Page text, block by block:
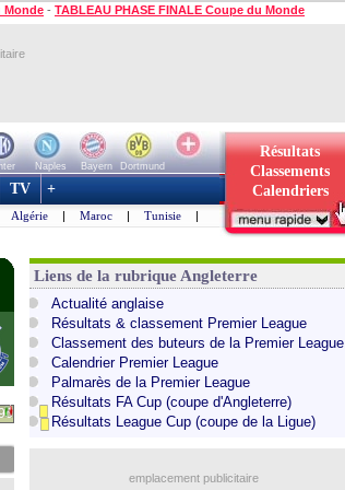
Monde - TABLEAU PHASE FINALE Coupe du Monde
Naples Bayern
Dortmund
Résultats
Classements
Calendriers
TV +
Algérie | Maroc | Tunisie |
Liens de la rubrique Angleterre
Actualité anglaise
Résultats & classement Premier League
Classement des buteurs de la Premier League
Calendrier Premier League
Palmarès de la Premier League
Résultats FA Cup (coupe d'Angleterre)
Résultats League Cup (coupe de la Ligue)
emplacement publicitaire